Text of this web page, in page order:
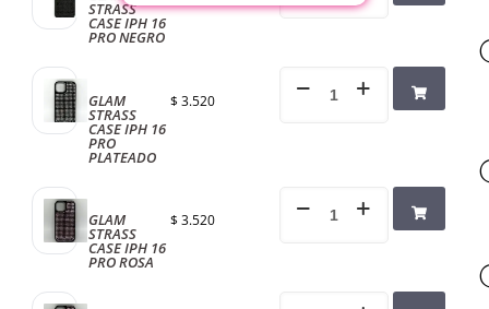
STRASS
CASE IPH 16
PRO NEGRO
GLAM
STRASS
CASE IPH 16
PRO
PLATEADO
$ 3.520
GLAM
STRASS
CASE IPH 16
PRO ROSA
$ 3.520